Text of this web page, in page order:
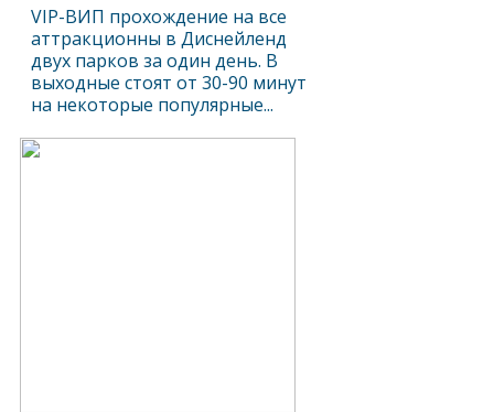
VIP-ВИП прохождение на все
аттракционны в Диснейленд
двух парков за один день. В
выходные стоят от 30-90 минут
на некоторые популярные...